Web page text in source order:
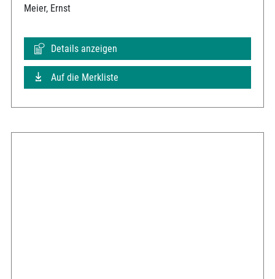
Meier, Ernst
Details anzeigen
Auf die Merkliste